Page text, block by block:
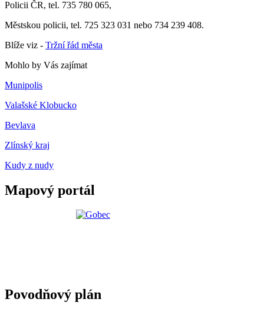
Policii ČR, tel. 735 780 065,
Městskou policii, tel. 725 323 031 nebo 734 239 408.
Blíže viz - Tržní řád města
Mohlo by Vás zajímat
Munipolis
Valašské Klobucko
Bevlava
Zlínský kraj
Kudy z nudy
Mapový portál
Povodňový plán